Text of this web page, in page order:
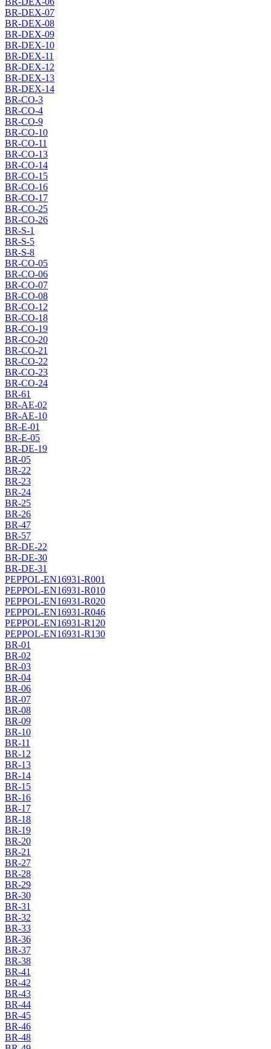
BR-DEX-07
BR-DEX-08
BR-DEX-09
BR-DEX-10
BR-DEX-11
BR-DEX-12
BR-DEX-13
BR-DEX-14
BR-CO-3
BR-CO-4
BR-CO-9
BR-CO-10
BR-CO-11
BR-CO-13
BR-CO-14
BR-CO-15
BR-CO-16
BR-CO-17
BR-CO-25
BR-CO-26
BR-S-1
BR-S-5
BR-S-8
BR-CO-05
BR-CO-06
BR-CO-07
BR-CO-08
BR-CO-12
BR-CO-18
BR-CO-19
BR-CO-20
BR-CO-21
BR-CO-22
BR-CO-23
BR-CO-24
BR-61
BR-AE-02
BR-AE-10
BR-E-01
BR-E-05
BR-DE-19
BR-05
BR-22
BR-23
BR-24
BR-25
BR-26
BR-47
BR-57
BR-DE-22
BR-DE-30
BR-DE-31
PEPPOL-EN16931-R001
PEPPOL-EN16931-R010
PEPPOL-EN16931-R020
PEPPOL-EN16931-R046
PEPPOL-EN16931-R120
PEPPOL-EN16931-R130
BR-01
BR-02
BR-03
BR-04
BR-06
BR-07
BR-08
BR-09
BR-10
BR-11
BR-12
BR-13
BR-14
BR-15
BR-16
BR-17
BR-18
BR-19
BR-20
BR-21
BR-27
BR-28
BR-29
BR-30
BR-31
BR-32
BR-33
BR-36
BR-37
BR-38
BR-41
BR-42
BR-43
BR-44
BR-45
BR-46
BR-48